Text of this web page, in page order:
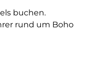
buchen.
rund um Boho